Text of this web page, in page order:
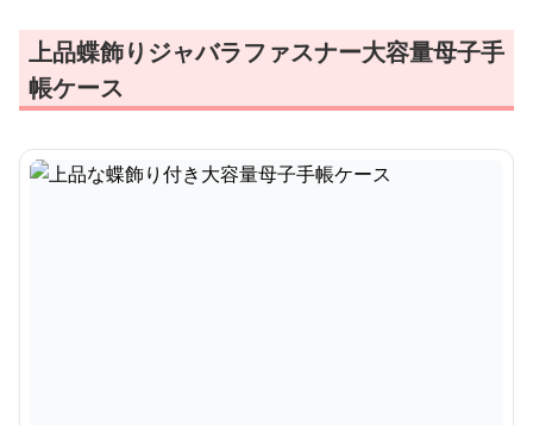
上品蝶飾りジャバラファスナー大容量母子手
帳ケース